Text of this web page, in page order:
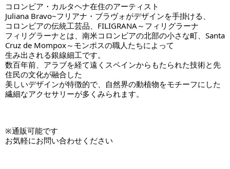
コロンビア・カルタヘナ在住のアーティスト
Juliana Bravo~フリアナ・ブラヴォがデザインを手掛ける、
コロンビアの伝統工芸品、FILIGRANA～フィリグラーナ
フィリグラーナとは、南米コロンビアの北部の小さな町、Santa
Cruz de Mompox～モンポスの職人たちによって
生み出される銀線細工です。
数百年前、アラブを経て遠くスペインからもたられた技術と先
住民の文化が融合した
美しいデザインが特徴的で、自然界の動植物をモチーフにした
繊細なアクセサリーが多くみられます。
※通販可能です
お気軽にお問い合わせください